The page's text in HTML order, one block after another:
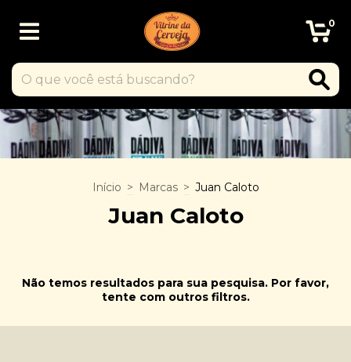
0
Início > Marcas > Juan Caloto
Juan Caloto
Não temos resultados para sua pesquisa. Por favor,
tente com outros filtros.